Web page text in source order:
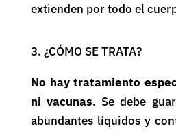
extienden por todo el
3. ¿CÓMO SE TRATA?
No hay tratamiento
ni vacunas. Se debe
abundantes líquidos y